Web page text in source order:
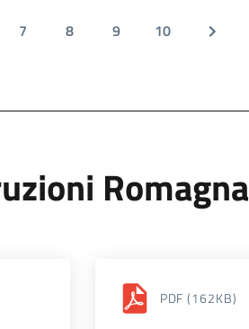
7 8 9 10
Romagna
PDF (162KB)